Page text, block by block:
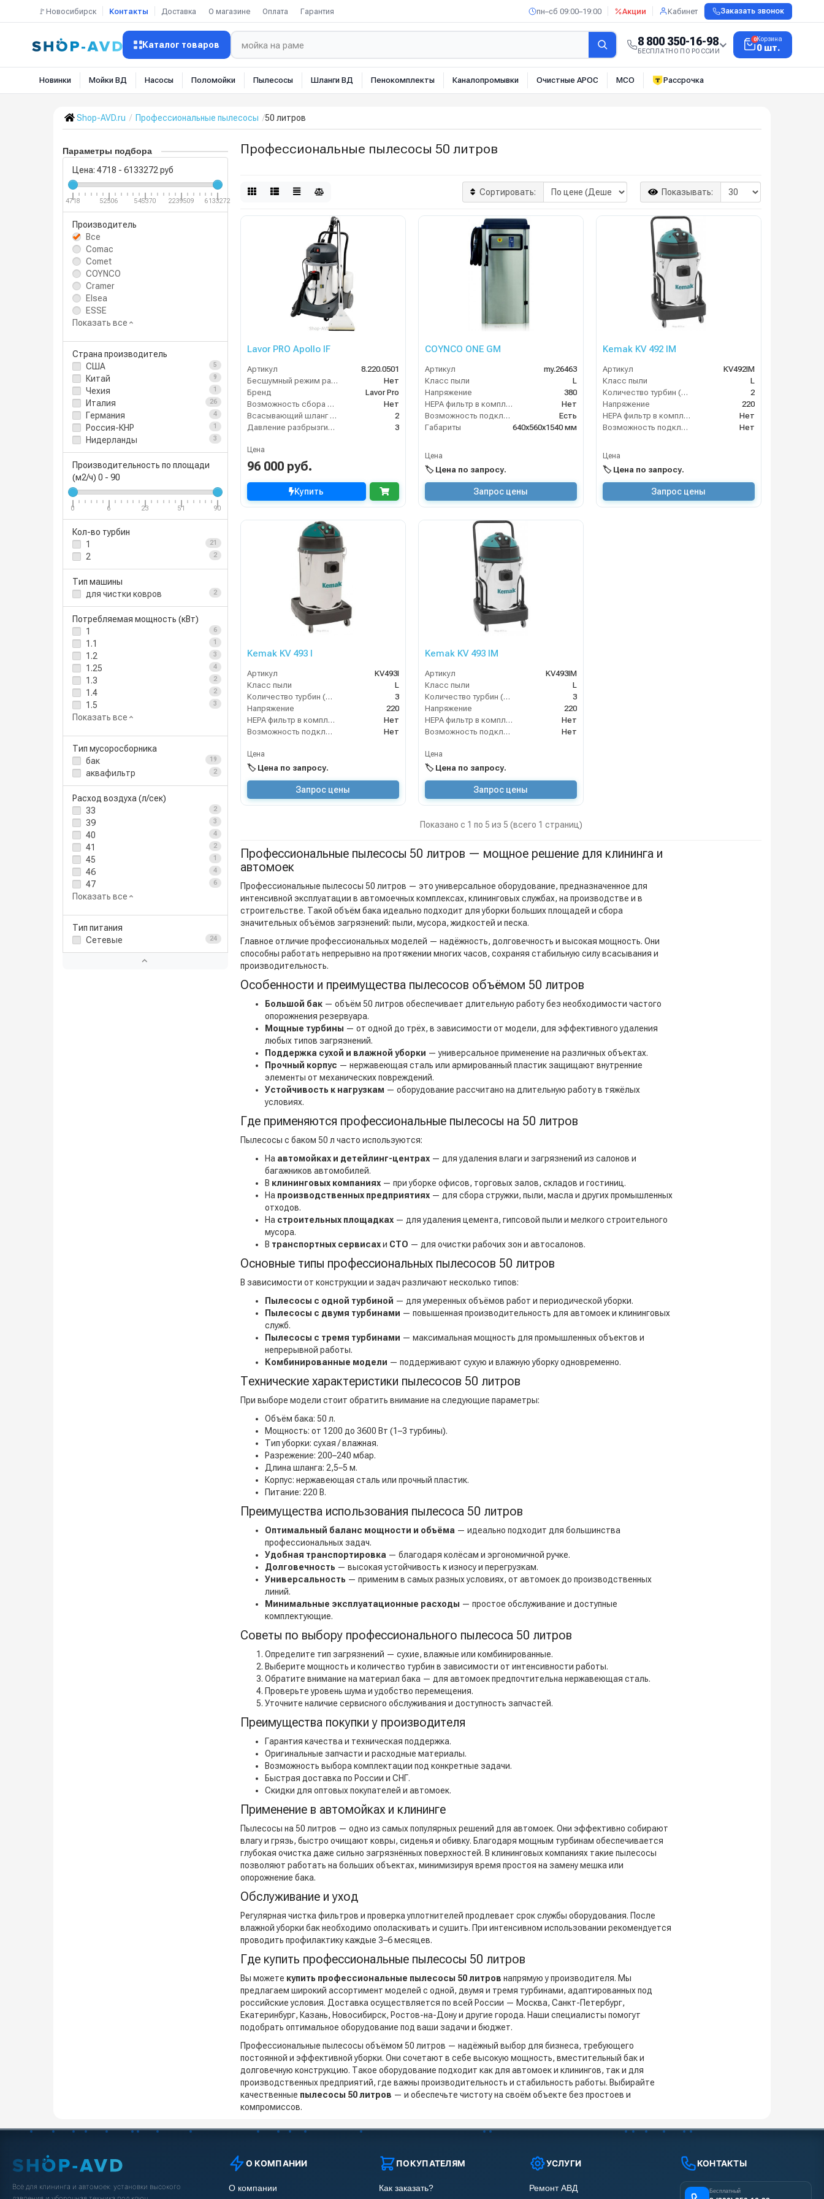
🚩Новосибирск Контакты Доставка О магазине Оплата Гарантия пн–сб 09:00–19:00 Акции Кабинет Заказать звонок
Каталог товаров 8 800 350-16-98
БЕСПЛАТНО ПО РОССИИ
0Корзина
0 шт.
Новинки Мойки ВД Насосы Поломойки Пылесосы Шланги ВД Пенокомплекты Каналопромывки Очистные АРОС МСО Рассрочка
Shop-AVD.ru Профессиональные пылесосы 50 литров
Параметры подбора
Цена: 4718 - 6133272 руб
4718 52506 545370 2239509 6133272
Производитель
Все
Comac
Comet
COYNCO
Cramer
Elsea
ESSE
Показать все
Страна производитель
США
5
Китай 9
Чехия 1
Италия 26
Германия 4
Россия-КНР 1
Нидерланды 3
Производительность по площади
(м2/ч) 0 - 90
0 6 23 51 90
Кол-во турбин
1
21
2 2
Тип машины
для чистки ковров
2
Потребляемая мощность (кВт)
1
6
1.1 1
1.2 3
1.25 4
1.3 2
1.4 2
1.5 3
Показать все
Тип мусоросборника
бак
19
аквафильтр 2
Расход воздуха (л/сек)
33
2
39 3
40 4
41 2
45 1
46 4
47 6
Показать все
Тип питания
Сетевые
24
Профессиональные пылесосы 50 литров
Сортировать: Показывать:
Lavor PRO Apollo IF
Артикул
8.220.0501
Бесшумный режим работы
Нет
Бренд
Lavor Pro
Возможность сбора жидкой грязи
Нет
Всасывающий шланг (м)
2
Давление разбрызгивания (бар)
3
Цена
96 000 руб.
Купить
COYNCO ONE GM
Артикул
my.26463
Класс пыли
L
Напряжение
380
HEPA фильтр в комплекте
Нет
Возможность подключения электрощетки
Есть
Габариты
640х560х1540 мм
Цена
🏷️ Цена по запросу.
Запрос цены
Kemak KV 492 IM
Артикул
KV492IM
Класс пыли
L
Количество турбин (шт)
2
Напряжение
220
HEPA фильтр в комплекте
Нет
Возможность подключения электрощетки
Нет
Цена
🏷️ Цена по запросу.
Запрос цены
Kemak KV 493 I
Артикул
KV493I
Класс пыли
L
Количество турбин (шт)
3
Напряжение
220
HEPA фильтр в комплекте
Нет
Возможность подключения электрощетки
Нет
Цена
🏷️ Цена по запросу.
Запрос цены
Kemak KV 493 IM
Артикул
KV493IM
Класс пыли
L
Количество турбин (шт)
3
Напряжение
220
HEPA фильтр в комплекте
Нет
Возможность подключения электрощетки
Нет
Цена
🏷️ Цена по запросу.
Запрос цены
Показано с 1 по 5 из 5 (всего 1 страниц)
Профессиональные пылесосы 50 литров — мощное решение для клининга и
автомоек
Профессиональные пылесосы 50 литров — это универсальное оборудование, предназначенное для
интенсивной эксплуатации в автомоечных комплексах, клининговых службах, на производстве и в
строительстве. Такой объём бака идеально подходит для уборки больших площадей и сбора
значительных объёмов загрязнений: пыли, мусора, жидкостей и песка.
Главное отличие профессиональных моделей — надёжность, долговечность и высокая мощность. Они
способны работать непрерывно на протяжении многих часов, сохраняя стабильную силу всасывания и
производительность.
Особенности и преимущества пылесосов объёмом 50 литров
Большой бак — объём 50 литров обеспечивает длительную работу без необходимости частого
опорожнения резервуара.
Мощные турбины — от одной до трёх, в зависимости от модели, для эффективного удаления
любых типов загрязнений.
Поддержка сухой и влажной уборки — универсальное применение на различных объектах.
Прочный корпус — нержавеющая сталь или армированный пластик защищают внутренние
элементы от механических повреждений.
Устойчивость к нагрузкам — оборудование рассчитано на длительную работу в тяжёлых
условиях.
Где применяются профессиональные пылесосы на 50 литров
Пылесосы с баком 50 л часто используются:
На автомойках и детейлинг-центрах — для удаления влаги и загрязнений из салонов и
багажников автомобилей.
В клининговых компаниях — при уборке офисов, торговых залов, складов и гостиниц.
На производственных предприятиях — для сбора стружки, пыли, масла и других промышленных
отходов.
На строительных площадках — для удаления цемента, гипсовой пыли и мелкого строительного
мусора.
В транспортных сервисахи СТО — для очистки рабочих зон и автосалонов.
Основные типы профессиональных пылесосов 50 литров
В зависимости от конструкции и задач различают несколько типов:
Пылесосы с одной турбиной — для умеренных объёмов работ и периодической уборки.
Пылесосы с двумя турбинами — повышенная производительность для автомоек и клининговых
служб.
Пылесосы с тремя турбинами — максимальная мощность для промышленных объектов и
непрерывной работы.
Комбинированные модели — поддерживают сухую и влажную уборку одновременно.
Технические характеристики пылесосов 50 литров
При выборе модели стоит обратить внимание на следующие параметры:
Объём бака: 50 л.
Мощность: от 1200 до 3600 Вт (1–3 турбины).
Тип уборки: сухая / влажная.
Разрежение: 200–240 мбар.
Длина шланга: 2,5–5 м.
Корпус: нержавеющая сталь или прочный пластик.
Питание: 220 В.
Преимущества использования пылесоса 50 литров
Оптимальный баланс мощности и объёма — идеально подходит для большинства
профессиональных задач.
Удобная транспортировка — благодаря колёсам и эргономичной ручке.
Долговечность — высокая устойчивость к износу и перегрузкам.
Универсальность — применим в самых разных условиях, от автомоек до производственных
линий.
Минимальные эксплуатационные расходы — простое обслуживание и доступные
комплектующие.
Советы по выбору профессионального пылесоса 50 литров
Определите тип загрязнений — сухие, влажные или комбинированные.
Выберите мощность и количество турбин в зависимости от интенсивности работы.
Обратите внимание на материал бака — для автомоек предпочтительна нержавеющая сталь.
Проверьте уровень шума и удобство перемещения.
Уточните наличие сервисного обслуживания и доступность запчастей.
Преимущества покупки у производителя
Гарантия качества и техническая поддержка.
Оригинальные запчасти и расходные материалы.
Возможность выбора комплектации под конкретные задачи.
Быстрая доставка по России и СНГ.
Скидки для оптовых покупателей и автомоек.
Применение в автомойках и клининге
Пылесосы на 50 литров — одно из самых популярных решений для автомоек. Они эффективно собирают
влагу и грязь, быстро очищают ковры, сиденья и обивку. Благодаря мощным турбинам обеспечивается
глубокая очистка даже сильно загрязнённых поверхностей. В клининговых компаниях такие пылесосы
позволяют работать на больших объектах, минимизируя время простоя на замену мешка или
опорожнение бака.
Обслуживание и уход
Регулярная чистка фильтров и проверка уплотнителей продлевает срок службы оборудования. После
влажной уборки бак необходимо ополаскивать и сушить. При интенсивном использовании рекомендуется
проводить профилактику каждые 3–6 месяцев.
Где купить профессиональные пылесосы 50 литров
Вы можете купить профессиональные пылесосы 50 литров напрямую у производителя. Мы
предлагаем широкий ассортимент моделей с одной, двумя и тремя турбинами, адаптированных под
российские условия. Доставка осуществляется по всей России — Москва, Санкт-Петербург,
Екатеринбург, Казань, Новосибирск, Ростов-на-Дону и другие города. Наши специалисты помогут
подобрать оптимальное оборудование под ваши задачи и бюджет.
Профессиональные пылесосы объёмом 50 литров — надёжный выбор для бизнеса, требующего
постоянной и эффективной уборки. Они сочетают в себе высокую мощность, вместительный бак и
долговечную конструкцию. Такое оборудование подходит как для автомоек и клинингов, так и для
производственных предприятий, где важны производительность и стабильность работы. Выбирайте
качественные пылесосы 50 литров — и обеспечьте чистоту на своём объекте без простоев и
компромиссов.
Всё для клининга и автомоек: установки высокого
О КОМПАНИИ
О компании
ПОКУПАТЕЛЯМ
Как заказать?
УСЛУГИ
Ремонт АВД
КОНТАКТЫ
Бесплатный